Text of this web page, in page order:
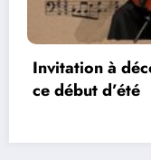
prise en